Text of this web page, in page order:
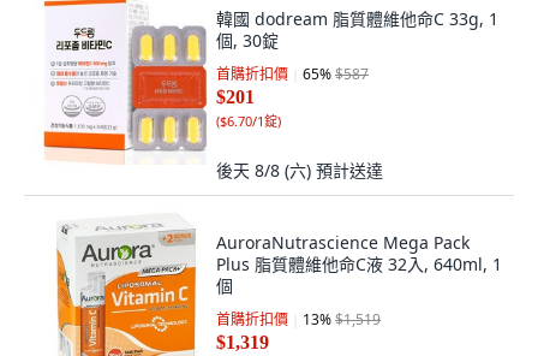
韓國 dodream 脂質體維他命C 33g, 1
個, 30錠
首購折扣價 65%$587
$201
($6.70/1錠)
後天 8/8 (六) 預計送達
AuroraNutrascience Mega Pack
Plus 脂質體維他命C液 32入, 640ml, 1
個
首購折扣價 13%$1,519
$1,319